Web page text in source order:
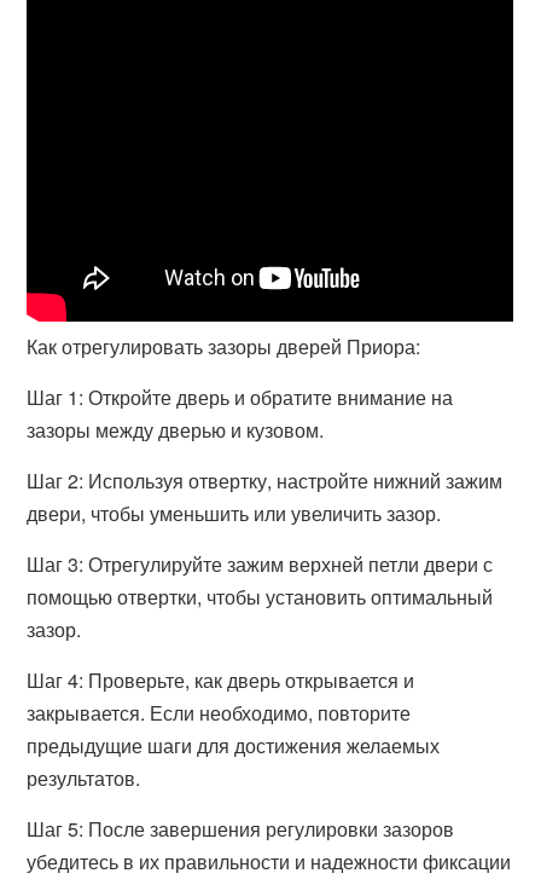
Как отрегулировать зазоры дверей Приора:
Шаг 1: Откройте дверь и обратите внимание на
зазоры между дверью и кузовом.
Шаг 2: Используя отвертку, настройте нижний зажим
двери, чтобы уменьшить или увеличить зазор.
Шаг 3: Отрегулируйте зажим верхней петли двери с
помощью отвертки, чтобы установить оптимальный
зазор.
Шаг 4: Проверьте, как дверь открывается и
закрывается. Если необходимо, повторите
предыдущие шаги для достижения желаемых
результатов.
Шаг 5: После завершения регулировки зазоров
убедитесь в их правильности и надежности фиксации